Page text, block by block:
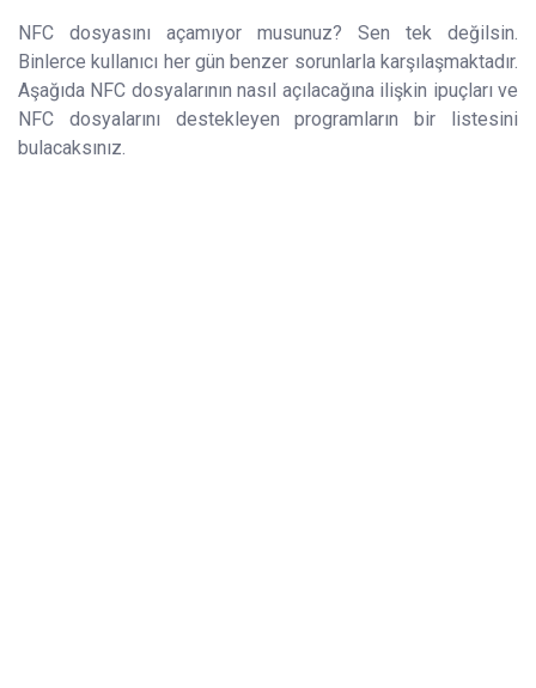
NFC dosyasını açamıyor musunuz? Sen tek değilsin.
Binlerce kullanıcı her gün benzer sorunlarla karşılaşmaktadır.
Aşağıda NFC dosyalarının nasıl açılacağına ilişkin ipuçları ve
NFC dosyalarını destekleyen programların bir listesini
bulacaksınız.